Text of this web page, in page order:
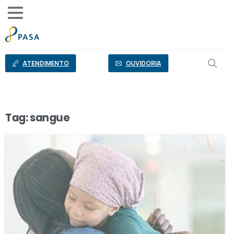
conteúdo
ATENDIMENTO OUVIDORIA
Tag:sangue